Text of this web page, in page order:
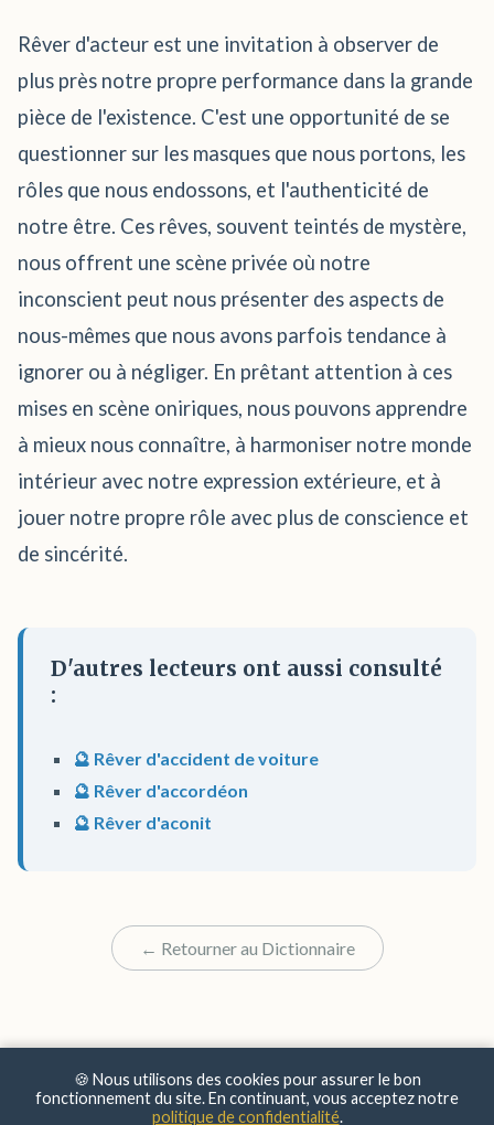
Rêver d'acteur est une invitation à observer de
plus près notre propre performance dans la grande
pièce de l'existence. C'est une opportunité de se
questionner sur les masques que nous portons, les
rôles que nous endossons, et l'authenticité de
notre être. Ces rêves, souvent teintés de mystère,
nous offrent une scène privée où notre
inconscient peut nous présenter des aspects de
nous-mêmes que nous avons parfois tendance à
ignorer ou à négliger. En prêtant attention à ces
mises en scène oniriques, nous pouvons apprendre
à mieux nous connaître, à harmoniser notre monde
intérieur avec notre expression extérieure, et à
jouer notre propre rôle avec plus de conscience et
de sincérité.
D'autres lecteurs ont aussi consulté
:
🔮 Rêver d'accident de voiture
🔮 Rêver d'accordéon
🔮 Rêver d'aconit
← Retourner au Dictionnaire
🍪 Nous utilisons des cookies pour assurer le bon
fonctionnement du site. En continuant, vous acceptez notre
politique de confidentialité.